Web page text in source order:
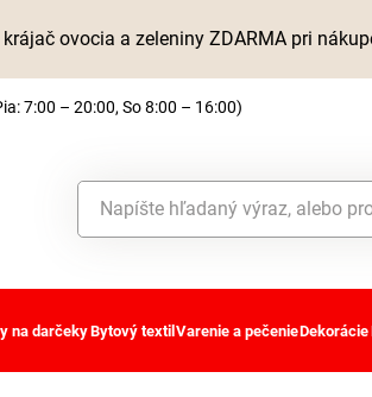
ovocia a zeleniny ZDARMA pri
7:00 – 20:00, So 8:00 – 16:00)
na darčekyBytový textil Varenie a pečenieDekorácie